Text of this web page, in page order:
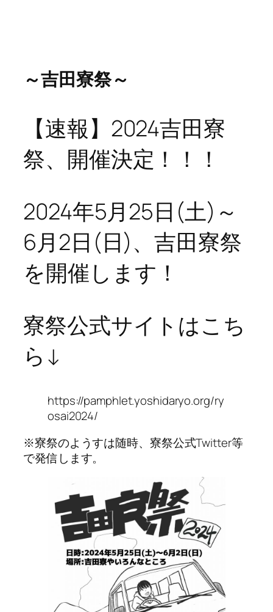
～吉田寮祭～
【速報】2024吉田寮
祭、開催決定！！！
2024年5月25日(土)～
6月2日(日)、吉田寮祭
を開催します！
寮祭公式サイトはこち
ら↓
https://pamphlet.yoshidaryo.org/ry
osai2024/
※寮祭のようすは随時、寮祭公式Twitter等
で発信します。